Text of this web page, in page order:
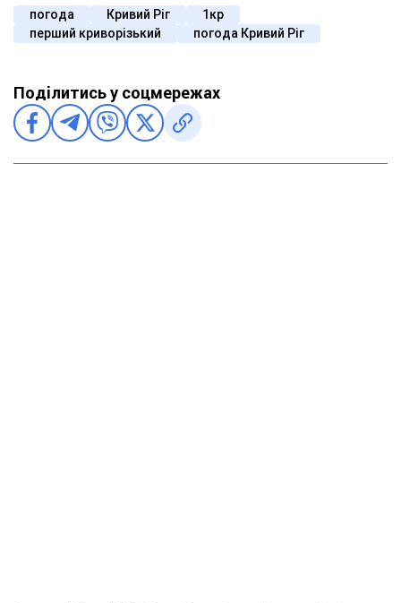
погода Кривий Ріг
1кр
перший криворізький
погода Кривий Ріг
Поділитись у соцмережах